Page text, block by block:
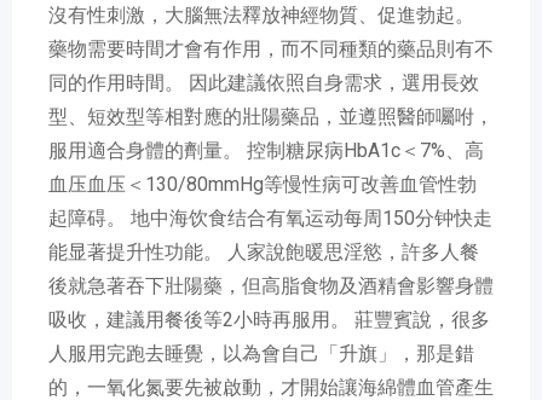
沒有性刺激，大腦無法釋放神經物質、促進勃起。
藥物需要時間才會有作用，而不同種類的藥品則有不
同的作用時間。 因此建議依照自身需求，選用長效
型、短效型等相對應的壯陽藥品，並遵照醫師囑咐，
服用適合身體的劑量。 控制糖尿病HbA1c＜7%、高
血压血压＜130/80mmHg等慢性病可改善血管性勃
起障碍。 地中海饮食结合有氧运动每周150分钟快走
能显著提升性功能。 人家說飽暖思淫慾，許多人餐
後就急著吞下壯陽藥，但高脂食物及酒精會影響身體
吸收，建議用餐後等2小時再服用。 莊豐賓說，很多
人服用完跑去睡覺，以為會自己「升旗」，那是錯
的，一氧化氮要先被啟動，才開始讓海綿體血管產生